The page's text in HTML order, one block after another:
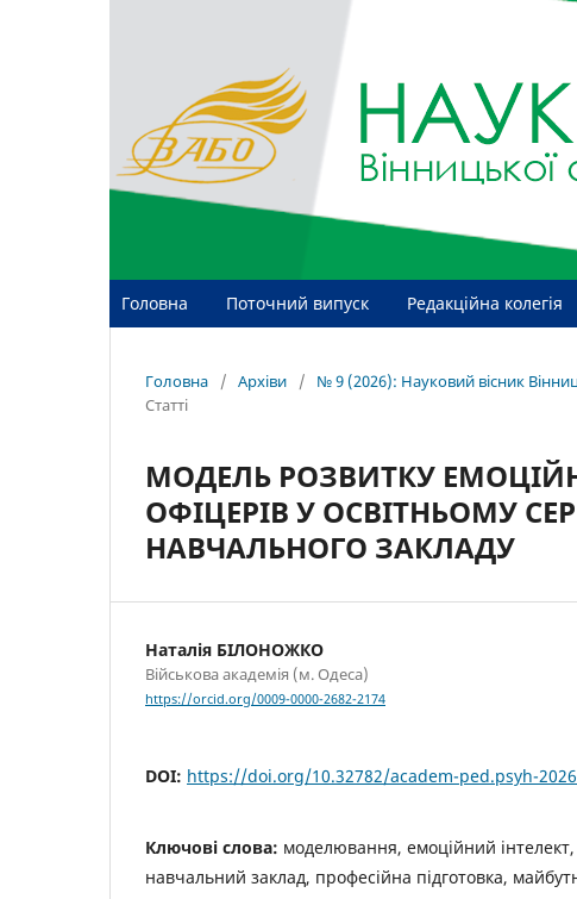
Головна Поточний випуск Редакційна колегія
Головна / Архіви /
№ 9 (2026): Науковий вісник
Статті
МОДЕЛЬ РОЗВИТКУ
ОФІЦЕРІВ У ОСВІТНЬОМУ
НАВЧАЛЬНОГО ЗАКЛАДУ
Наталія БІЛОНОЖКО
Військова академія (м. Одеса)
https://orcid.org/0009-0000-2682-2174
DOI: https://doi.org/10.32782/academ-ped.psyh-
Ключові слова: моделювання, емоційний
навчальний заклад, професійна підготовка,